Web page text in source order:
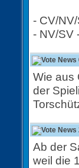
- CV/
- NV/SV
Wie aus
der
Ab der
weil die